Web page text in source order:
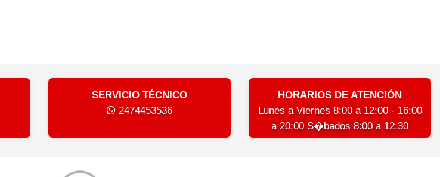
SERVICIO TÉCNICO
2474453536
HORARIOS DE ATENCIÓN
Lunes a Viernes 8:00 a 12:00 - 16:00
a 20:00 S�bados 8:00 a 12:30